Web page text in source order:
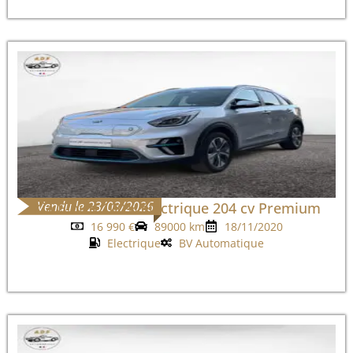
Vendu le 23/03/2026
Kia E-niro 100% électrique 204 cv Premium
16 990 € 89000 km
18/11/2020
Electrique
BV Automatique